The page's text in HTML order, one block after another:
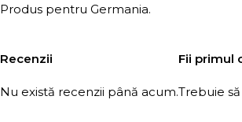
Produs pentru Germania.
Recenzii
Nu există recenzii până acum.
Fii primul
Trebuie să